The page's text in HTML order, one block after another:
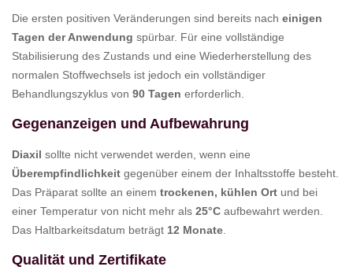
Die ersten positiven Veränderungen sind bereits nach einigen
Tagen der Anwendung spürbar. Für eine vollständige
Stabilisierung des Zustands und eine Wiederherstellung des
normalen Stoffwechsels ist jedoch ein vollständiger
Behandlungszyklus von 90 Tagen erforderlich.
Gegenanzeigen und Aufbewahrung
Diaxil sollte nicht verwendet werden, wenn eine
Überempfindlichkeit gegenüber einem der Inhaltsstoffe besteht.
Das Präparat sollte an einem trockenen, kühlen Ort und bei
einer Temperatur von nicht mehr als 25°C aufbewahrt werden.
Das Haltbarkeitsdatum beträgt 12 Monate
Qualität und Zertifikate